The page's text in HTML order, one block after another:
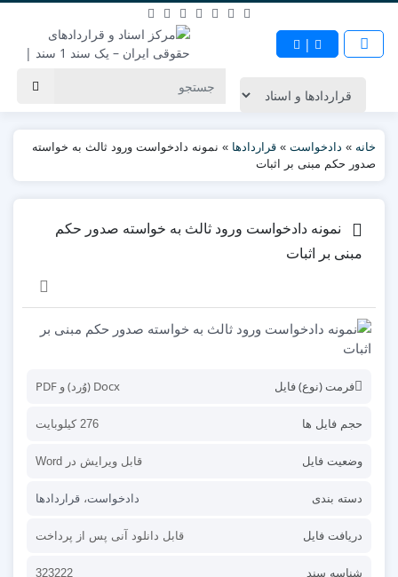
|
خانه » دادخواست » قراردادها » نمونه دادخواست ورود ثالث به خواسته
صدور حکم مبنی بر اثبات
نمونه دادخواست ورود ثالث به خواسته صدور حکم
مبنی بر اثبات
فرمت (نوع) فایل Docx (وُرد) و PDF
حجم فایل ها 276 کیلوبایت
وضعیت فایل قابل ویرایش در Word
دسته بندی دادخواست، قراردادها
دریافت فایل قابل دانلود آنی پس از پرداخت
شناسه سند 323222